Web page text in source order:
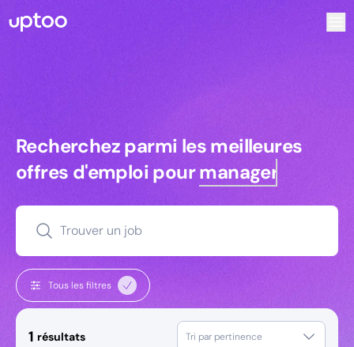
Recherchez parmi les meilleures
Recherchez parmi les meilleures
offres d'emploi pourmanagers
Trouver un job
Tous les filtres
1 résultats Tri par pertinence